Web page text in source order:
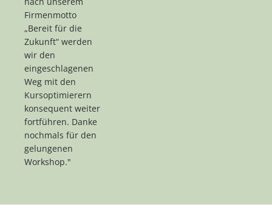
Firmenmotto
„Bereit für die
Zukunft“ werden
wir den
eingeschlagenen
Weg mit den
Kursoptimierern
konsequent weiter
fortführen. Danke
nochmals für den
gelungenen
Workshop."